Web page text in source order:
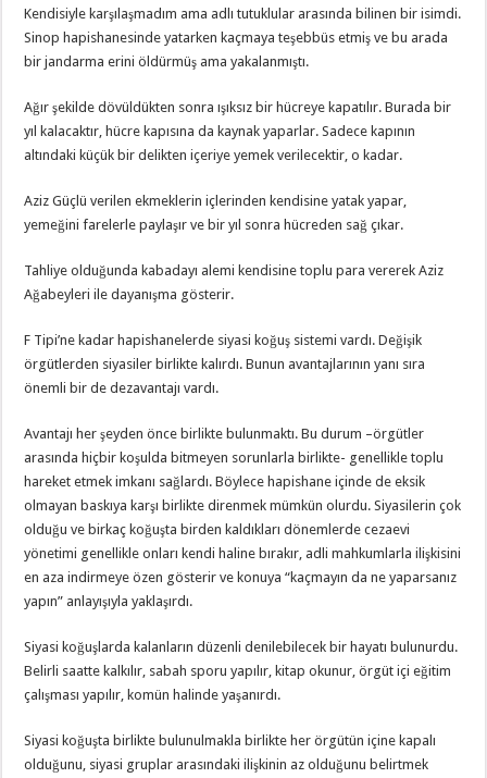
Kendisiyle karşılaşmadım ama adlı tutuklular arasında bilinen bir isimdi.
Sinop hapishanesinde yatarken kaçmaya teşebbüs etmiş ve bu arada
bir jandarma erini öldürmüş ama yakalanmıştı.
Ağır şekilde dövüldükten sonra ışıksız bir hücreye kapatılır. Burada bir
yıl kalacaktır, hücre kapısına da kaynak yaparlar. Sadece kapının
altındaki küçük bir delikten içeriye yemek verilecektir, o kadar.
Aziz Güçlü verilen ekmeklerin içlerinden kendisine yatak yapar,
yemeğini farelerle paylaşır ve bir yıl sonra hücreden sağ çıkar.
Tahliye olduğunda kabadayı alemi kendisine toplu para vererek Aziz
Ağabeyleri ile dayanışma gösterir.
F Tipi’ne kadar hapishanelerde siyasi koğuş sistemi vardı. Değişik
örgütlerden siyasiler birlikte kalırdı. Bunun avantajlarının yanı sıra
önemli bir de dezavantajı vardı.
Avantajı her şeyden önce birlikte bulunmaktı. Bu durum –örgütler
arasında hiçbir koşulda bitmeyen sorunlarla birlikte- genellikle toplu
hareket etmek imkanı sağlardı. Böylece hapishane içinde de eksik
olmayan baskıya karşı birlikte direnmek mümkün olurdu. Siyasilerin çok
olduğu ve birkaç koğuşta birden kaldıkları dönemlerde cezaevi
yönetimi genellikle onları kendi haline bırakır, adli mahkumlarla ilişkisini
en aza indirmeye özen gösterir ve konuya “kaçmayın da ne yaparsanız
yapın” anlayışıyla yaklaşırdı.
Siyasi koğuşlarda kalanların düzenli denilebilecek bir hayatı bulunurdu.
Belirli saatte kalkılır, sabah sporu yapılır, kitap okunur, örgüt içi eğitim
çalışması yapılır, komün halinde yaşanırdı.
Siyasi koğuşta birlikte bulunulmakla birlikte her örgütün içine kapalı
olduğunu, siyasi gruplar arasındaki ilişkinin az olduğunu belirtmek